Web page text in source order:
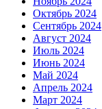
Октябрь 2024
Сентябрь 2024
Август 2024
Июль 2024
Июнь 2024
Май 2024
Апрель 2024
Март 2024